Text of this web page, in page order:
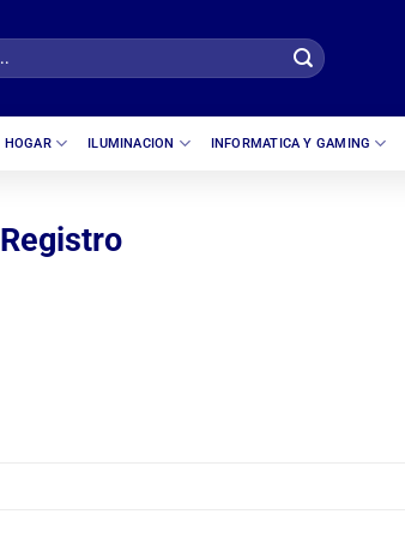
HOGAR ILUMINACION INFORMATICA Y GAMING
Registro